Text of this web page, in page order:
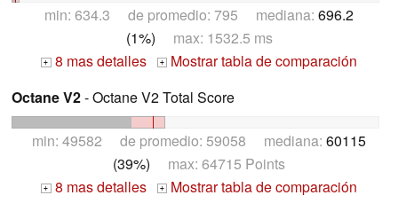
min: 634.3 de promedio: 795 mediana: 696.2
(1%) max: 1532.5 ms
+ 8 mas detalles +
Mostrar tabla de comparación
Octane V2- Octane V2 Total Score
min: 49582 de promedio: 59058 mediana: 60115
(39%) max: 64715 Points
+ 8 mas detalles +
Mostrar tabla de comparación